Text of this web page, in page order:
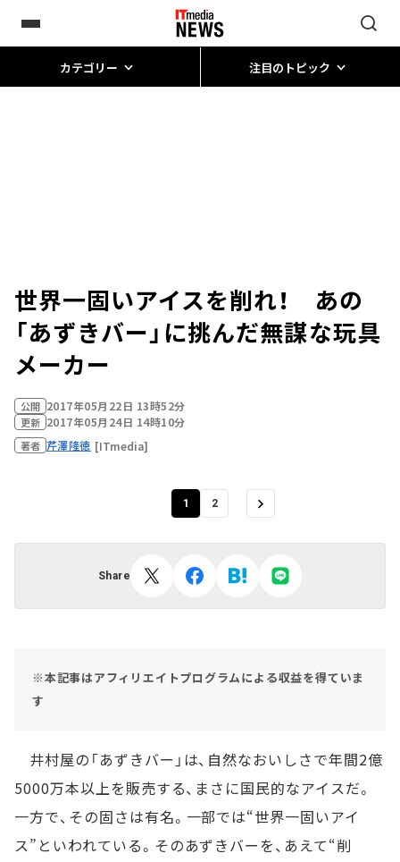
カテゴリー 注目のトピック
世界一固いアイスを削れ！ あの
「あずきバー」に挑んだ無謀な玩具
メーカー
公開 2017年05月22日 13時52分
更新 2017年05月24日 14時10分
著者 芹澤隆徳 [ITmedia]
1 2
Share
※本記事はアフィリエイトプログラムによる収益を得ていま
す
井村屋の「あずきバー」は、自然なおいしさで年間2億
5000万本以上を販売する、まさに国民的なアイスだ。
一方で、その固さは有名。一部では“世界一固いアイ
ス”といわれている。そのあずきバーを、あえて“削